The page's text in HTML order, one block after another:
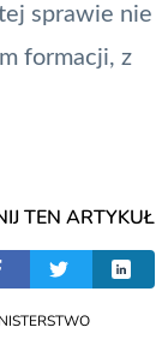
sprawie nie
formacji, z
TEN ARTYKUŁ